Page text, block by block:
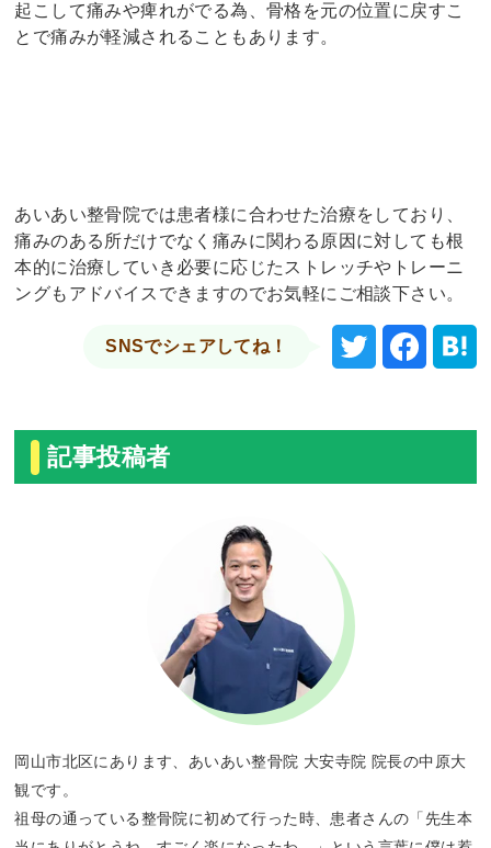
起こして痛みや痺れがでる為、骨格を元の位置に戻すこ
とで痛みが軽減されることもあります。
あいあい整骨院では患者様に合わせた治療をしており、
痛みのある所だけでなく痛みに関わる原因に対しても根
本的に治療していき必要に応じたストレッチやトレーニ
ングもアドバイスできますのでお気軽にご相談下さい。
SNSでシェアしてね！
記事投稿者
岡山市北区にあります、あいあい整骨院 大安寺院 院長の中原大
観です。
祖母の通っている整骨院に初めて行った時、患者さんの「先生本